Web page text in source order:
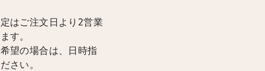
はご注文日より2営業
す。
望の場合は、日時指
さい。